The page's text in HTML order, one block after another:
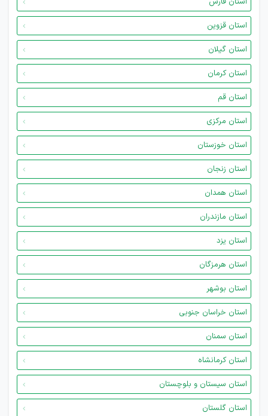
استان قزوین
استان گیلان
استان کرمان
استان قم
استان مرکزی
استان خوزستان
استان زنجان
استان همدان
استان مازندران
استان یزد
استان هرمزگان
استان بوشهر
استان خراسان جنوبی
استان سمنان
استان کرمانشاه
استان سیستان و بلوچستان
استان گلستان